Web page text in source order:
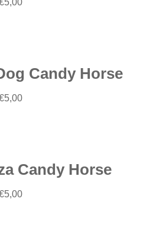
Candy Horse
5,00
Candy Horse
5,00